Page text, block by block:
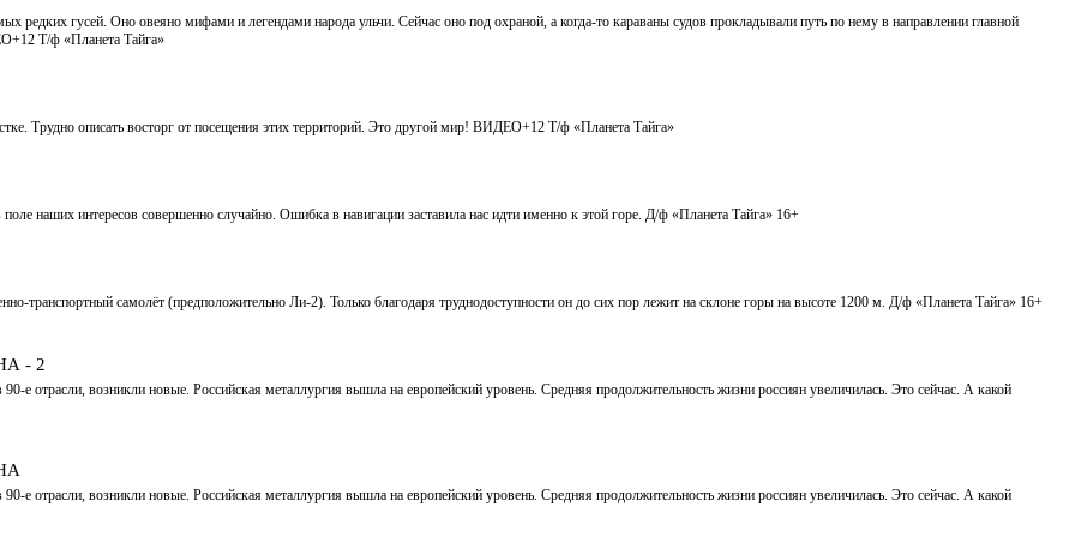
редких гусей. Оно овеяно мифами и легендами народа ульчи. Сейчас оно под охраной, а когда-то караваны судов прокладывали путь по нему в направлении главной
Т/ф «Планета Тайга»
Трудно описать восторг от посещения этих территорий. Это другой мир! ВИДЕО+12 Т/ф «Планета Тайга»
наших интересов совершенно случайно. Ошибка в навигации заставила нас идти именно к этой горе. Д/ф «Планета Тайга» 16+
транспортный самолёт (предположительно Ли-2). Только благодаря труднодоступности он до сих пор лежит на склоне горы на высоте 1200 м. Д/ф «Планета Тайга» 16+
- 2
е отрасли, возникли новые. Российская металлургия вышла на европейский уровень. Средняя продолжительность жизни россиян увеличилась. Это сейчас. А какой
е отрасли, возникли новые. Российская металлургия вышла на европейский уровень. Средняя продолжительность жизни россиян увеличилась. Это сейчас. А какой